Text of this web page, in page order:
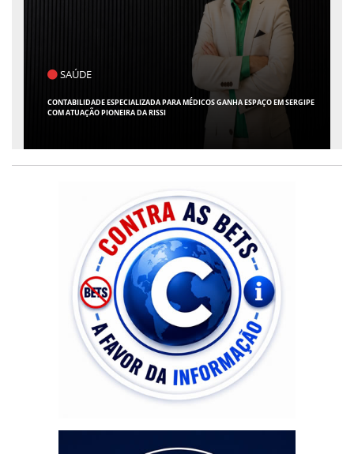
SAÚDE
CONTABILIDADE ESPECIALIZADA PARA MÉDICOS GANHA ESPAÇO EM SERGIPE
COM ATUAÇÃO PIONEIRA DA RISSI